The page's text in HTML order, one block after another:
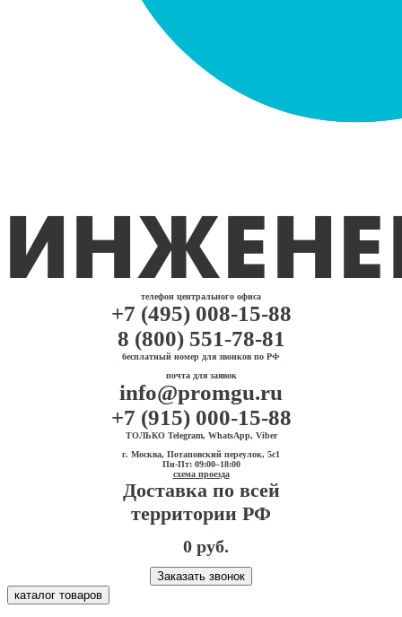
телефон центрального офиса
+7 (495) 008-15-88
8 (800) 551-78-81
бесплатный номер для звонков по РФ
почта для заявок
info@promgu.ru
+7 (915) 000-15-88
ТОЛЬКО Telegram, WhatsApp, Viber
г. Москва, Потаповский переулок, 5с1
Пн-Пт: 09:00–18:00
схема проезда
Доставка по всей
территории РФ
0 руб.
Заказать звонок
каталог товаров